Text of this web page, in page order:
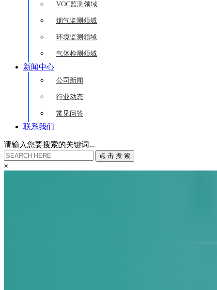
VOC监测领域
烟气监测领域
环境监测领域
气体检测领域
新闻中心
公司新闻
行业动态
常见问答
联系我们
请输入您要搜索的关键词...
点 击 搜 索
×